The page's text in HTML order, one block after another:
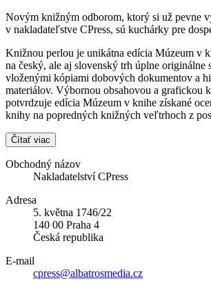
Novým knižným odborom, ktorý si už pevne
v nakladateľstve CPress, sú kuchárky pre
Knižnou perlou je unikátna edícia Múzeum v
na český, ale aj slovenský trh úplne originálne
vloženými kópiami dobových dokumentov a
materiálov. Výbornou obsahovou a grafickou
potvrdzuje edícia Múzeum v knihe získané
knihy na popredných knižných veľtrhoch z
Čítať viac
Obchodný názov
Nakladatelství CPress
Adresa
5. května 1746/22
140 00 Praha 4
Česká republika
E-mail
cpress@albatrosmedia.cz